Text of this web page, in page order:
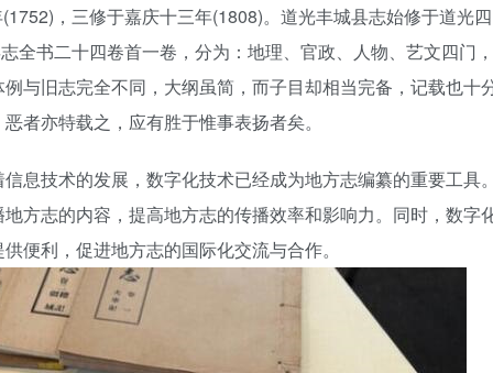
，三修于嘉庆十三年(1808)。道光丰城县志始修于道光四
全书二十四卷首一卷，分为：地理、官政、人物、艺文四门，
与旧志完全不同，大纲虽简，而子目却相当完备，记载也十
者亦特载之，应有胜于惟事表扬者矣。
息技术的发展，数字化技术已经成为地方志编纂的重要工具。
方志的内容，提高地方志的传播效率和影响力。同时，数字
便利，促进地方志的国际化交流与合作。